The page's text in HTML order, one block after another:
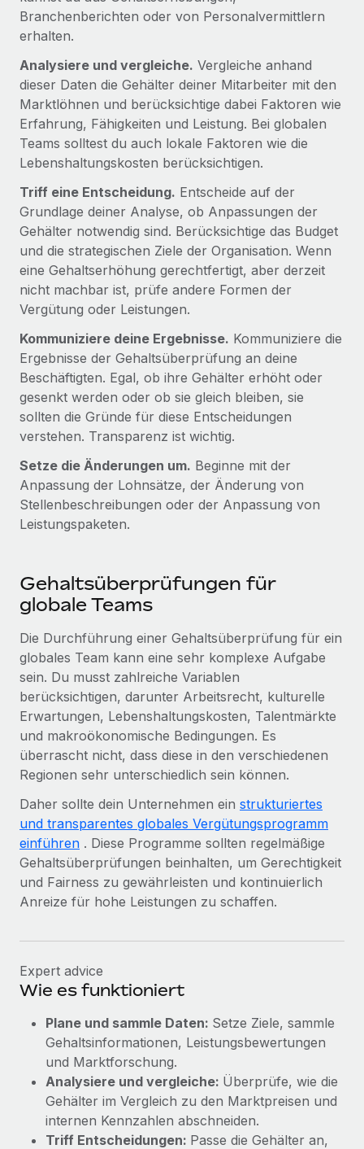
Mehr erfahren
Branchenberichten oder von Personalvermittlern
erhalten.
Analysiere und vergleiche. Vergleiche anhand
dieser Daten die Gehälter deiner Mitarbeiter mit den
Marktlöhnen und berücksichtige dabei Faktoren wie
Erfahrung, Fähigkeiten und Leistung. Bei globalen
Teams solltest du auch lokale Faktoren wie die
Lebenshaltungskosten berücksichtigen.
Triff eine Entscheidung. Entscheide auf der
Grundlage deiner Analyse, ob Anpassungen der
Gehälter notwendig sind. Berücksichtige das Budget
und die strategischen Ziele der Organisation. Wenn
eine Gehaltserhöhung gerechtfertigt, aber derzeit
nicht machbar ist, prüfe andere Formen der
Vergütung oder Leistungen.
Kommuniziere deine Ergebnisse. Kommuniziere die
Ergebnisse der Gehaltsüberprüfung an deine
Beschäftigten. Egal, ob ihre Gehälter erhöht oder
gesenkt werden oder ob sie gleich bleiben, sie
sollten die Gründe für diese Entscheidungen
verstehen. Transparenz ist wichtig.
Setze die Änderungen um. Beginne mit der
Anpassung der Lohnsätze, der Änderung von
Stellenbeschreibungen oder der Anpassung von
Leistungspaketen.
Gehaltsüberprüfungen für
globale Teams
Die Durchführung einer Gehaltsüberprüfung für ein
globales Team kann eine sehr komplexe Aufgabe
sein. Du musst zahlreiche Variablen
berücksichtigen, darunter Arbeitsrecht, kulturelle
Erwartungen, Lebenshaltungskosten, Talentmärkte
und makroökonomische Bedingungen. Es
überrascht nicht, dass diese in den verschiedenen
Regionen sehr unterschiedlich sein können.
Daher sollte dein Unternehmen ein strukturiertes
und transparentes globales Vergütungsprogramm
einführen . Diese Programme sollten regelmäßige
Gehaltsüberprüfungen beinhalten, um Gerechtigkeit
und Fairness zu gewährleisten und kontinuierlich
Anreize für hohe Leistungen zu schaffen.
Expert advice
Wie es funktioniert
Plane und sammle Daten: Setze Ziele, sammle
Gehaltsinformationen, Leistungsbewertungen
und Marktforschung.
Analysiere und vergleiche: Überprüfe, wie die
Gehälter im Vergleich zu den Marktpreisen und
internen Kennzahlen abschneiden.
Triff Entscheidungen: Passe die Gehälter an,